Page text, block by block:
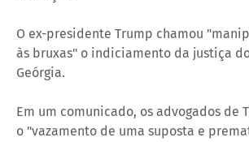
O ex-presidente Trump chamou
às bruxas" o indiciamento da justiça
Geórgia.
Em um comunicado, os advogados de
o "vazamento de uma suposta e